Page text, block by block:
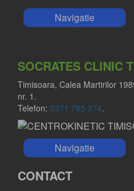
Navigatie
SOCRATES CLINIC
Timisoara, Calea Martirilor
nr. 1.
Telefon: 0371 785 374.
Navigatie
CONTACT